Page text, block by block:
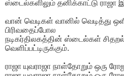
ஸ்டைல்களிலும் தனிக்காட்டு ராஜா
வான் வெடிகள் வானில் வெடித்து
பிரிவதைப்போல
நடிகர்திலகத்தின் ஸ்டைல்கள்
வெளிப்பட்டிருக்கும்.
ராஜா யுவராஜா நாள்தோறும் ஒரு